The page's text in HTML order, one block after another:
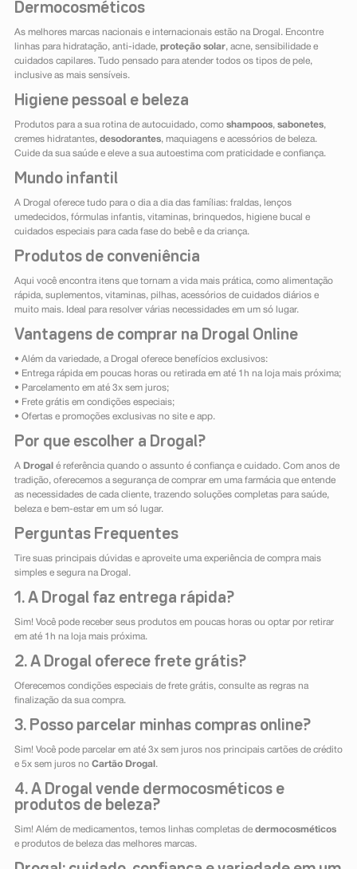
Dermocosméticos
As melhores marcas nacionais e internacionais estão na Drogal. Encontre
linhas para hidratação, anti-idade, proteção solar, acne, sensibilidade e
cuidados capilares. Tudo pensado para atender todos os tipos de pele,
inclusive as mais sensíveis.
Higiene pessoal e beleza
Produtos para a sua rotina de autocuidado, como shampoos, sabonetes,
cremes hidratantes, desodorantes, maquiagens e acessórios de beleza.
Cuide da sua saúde e eleve a sua autoestima com praticidade e confiança.
Mundo infantil
A Drogal oferece tudo para o dia a dia das famílias: fraldas, lenços
umedecidos, fórmulas infantis, vitaminas, brinquedos, higiene bucal e
cuidados especiais para cada fase do bebê e da criança.
Produtos de conveniência
Aqui você encontra itens que tornam a vida mais prática, como alimentação
rápida, suplementos, vitaminas, pilhas, acessórios de cuidados diários e
muito mais. Ideal para resolver várias necessidades em um só lugar.
Vantagens de comprar na Drogal Online
• Além da variedade, a Drogal oferece benefícios exclusivos:
• Entrega rápida em poucas horas ou retirada em até 1h na loja mais próxima;
• Parcelamento em até 3x sem juros;
• Frete grátis em condições especiais;
• Ofertas e promoções exclusivas no site e app.
Por que escolher a Drogal?
A Drogal é referência quando o assunto é confiança e cuidado. Com anos de
tradição, oferecemos a segurança de comprar em uma farmácia que entende
as necessidades de cada cliente, trazendo soluções completas para saúde,
beleza e bem-estar em um só lugar.
Perguntas Frequentes
Tire suas principais dúvidas e aproveite uma experiência de compra mais
simples e segura na Drogal.
1. A Drogal faz entrega rápida?
Sim! Você pode receber seus produtos em poucas horas ou optar por retirar
em até 1h na loja mais próxima.
2. A Drogal oferece frete grátis?
Oferecemos condições especiais de frete grátis, consulte as regras na
finalização da sua compra.
3. Posso parcelar minhas compras online?
Sim! Você pode parcelar em até 3x sem juros nos principais cartões de crédito
e 5x sem juros no Cartão Drogal .
4. A Drogal vende dermocosméticos e
produtos de beleza?
Sim! Além de medicamentos, temos linhas completas de dermocosméticos
e produtos de beleza das melhores marcas.